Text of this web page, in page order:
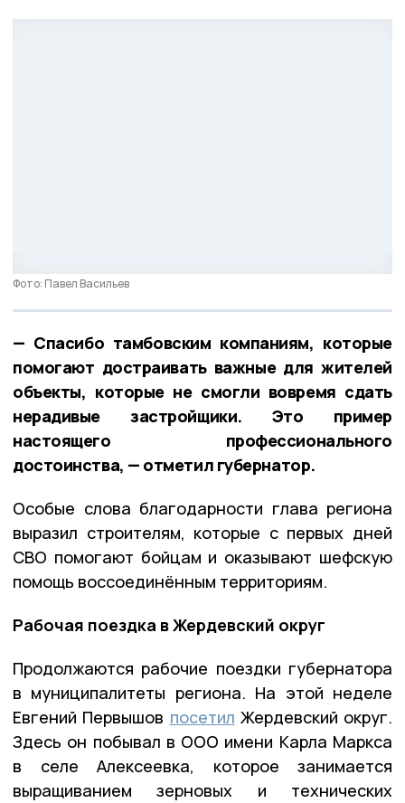
Фото: Павел Васильев
— Спасибо тамбовским компаниям, которые
помогают достраивать важные для жителей
объекты, которые не смогли вовремя сдать
нерадивые застройщики. Это пример
настоящего профессионального
достоинства, — отметил губернатор.
Особые слова благодарности глава региона
выразил строителям, которые с первых дней
СВО помогают бойцам и оказывают шефскую
помощь воссоединённым территориям.
Рабочая поездка в Жердевский округ
Продолжаются рабочие поездки губернатора
в муниципалитеты региона. На этой неделе
Евгений Первышов посетил Жердевский округ.
Здесь он побывал в ООО имени Карла Маркса
в селе Алексеевка, которое занимается
выращиванием зерновых и технических